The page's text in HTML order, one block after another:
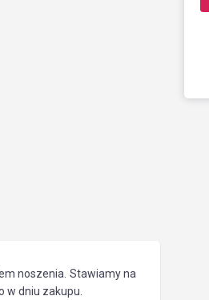
noszenia. Stawiamy na
w dniu zakupu.